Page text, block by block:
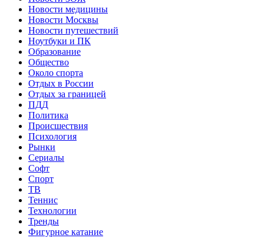
Новости медицины
Новости Москвы
Новости путешествий
Ноутбуки и ПК
Образование
Общество
Около спорта
Отдых в России
Отдых за границей
ПДД
Политика
Происшествия
Психология
Рынки
Сериалы
Софт
Спорт
ТВ
Теннис
Технологии
Тренды
Фигурное катание